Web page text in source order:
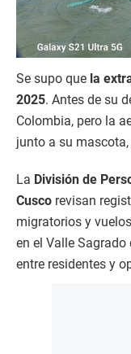
Se supo que la
2025. Antes de su
Colombia, pero la
junto a su
La División de
Cusco revisan
migratorios y
en el Valle
entre residentes y